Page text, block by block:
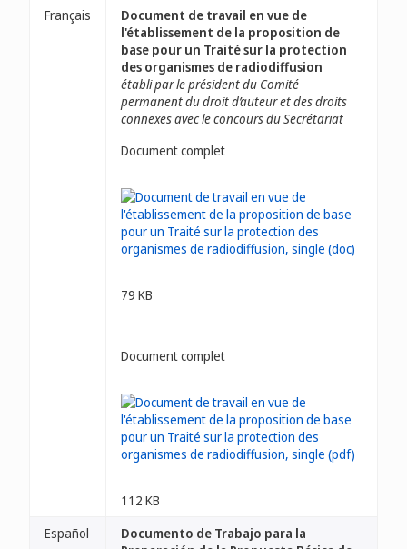
Français
Document de travail en vue de
l'établissement de la proposition de
base pour un Traité sur la protection
des organismes de radiodiffusion
établi par le président du Comité
permanent du droit d’auteur et des droits
connexes avec le concours du Secrétariat
Document complet
79 KB
Document complet
112 KB
Español
Documento de Trabajo para la